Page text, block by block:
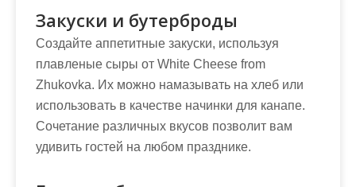
Закуски и бутерброды
Создайте аппетитные закуски, используя
плавленые сыры от White Cheese from
Zhukovka. Их можно намазывать на хлеб или
использовать в качестве начинки для канапе.
Сочетание различных вкусов позволит вам
удивить гостей на любом празднике.